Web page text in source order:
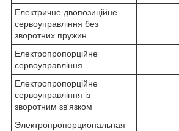
Електричне двопозиційне
сервоуправління без
зворотних пружин
Електропропорційне
сервоуправління
Електропропорційне
сервоуправління із
зворотним зв'язком
Электропропорциональная